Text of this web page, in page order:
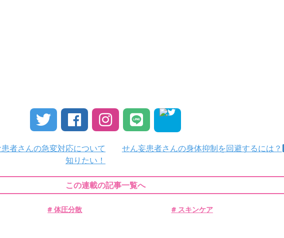
者さんの急変対応について
知りたい！
せん妄患者さんの身体抑制を回避するには？
この連載の記事一覧へ
# 体圧分散
# スキンケア